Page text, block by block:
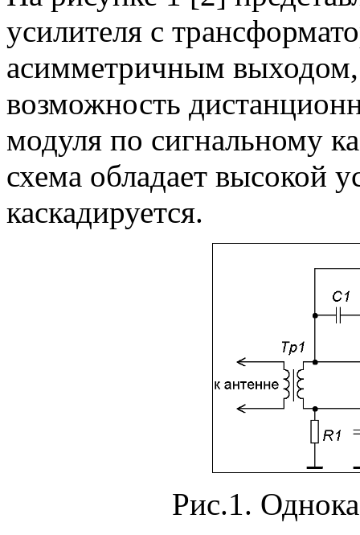
усилителя с
асимметричным
возможность
модуля по сигнальному
схема обладает высокой
каскадируется.
Рис.1.